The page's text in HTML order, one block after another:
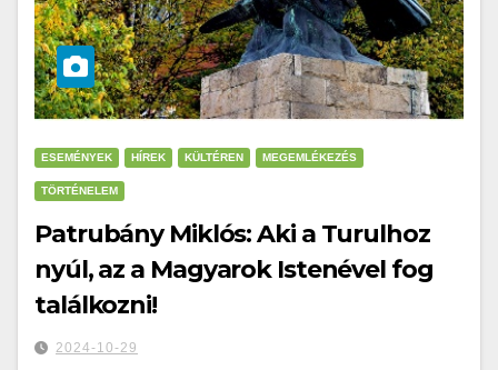
ESEMÉNYEK HÍREK KÜLTÉREN MEGEMLÉKEZÉS
TÖRTÉNELEM
Patrubány Miklós: Aki a Turulhoz
nyúl, az a Magyarok Istenével fog
találkozni!
2024-10-29